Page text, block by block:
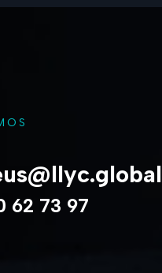
62 73 97